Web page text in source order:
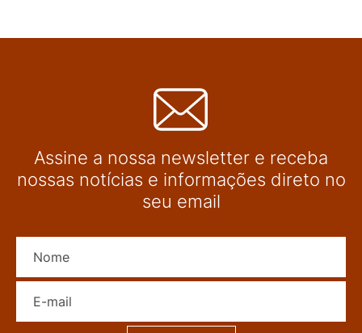
Assine a nossa newsletter e receba
nossas notícias e informações direto no
seu email